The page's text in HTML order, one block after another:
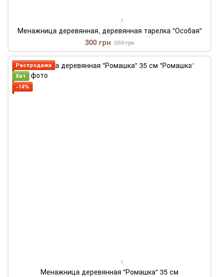
1
Менажница деревянная, деревянная тарелка "Особая"
300 грн 350 грн
Распродажа
Хит
−14%
1
Менажница деревянная "Ромашка" 35 см